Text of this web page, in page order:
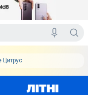
Цитрус